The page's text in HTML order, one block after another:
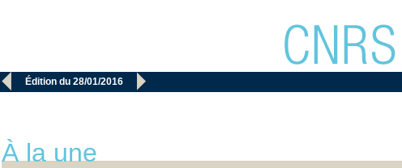
 Édition du 28/01/2016 
À la une